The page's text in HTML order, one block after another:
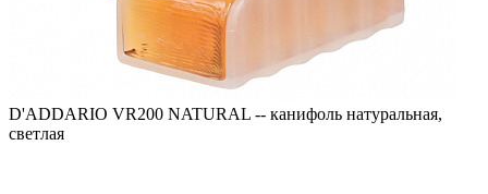
D'ADDARIO VR200 NATURAL -- канифоль натуральная,
светлая